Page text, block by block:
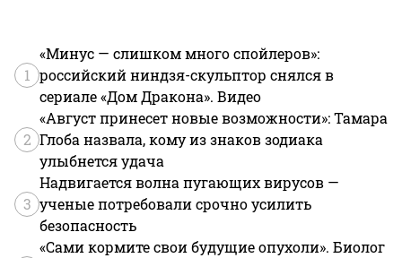
1
«Минус — слишком много спойлеров»:
российский ниндзя-скульптор снялся в
сериале «Дом Дракона». Видео
2
«Август принесет новые возможности»: Тамара
Глоба назвала, кому из знаков зодиака
улыбнется удача
3
Надвигается волна пугающих вирусов —
ученые потребовали срочно усилить
безопасность
«Сами кормите свои будущие опухоли». Биолог